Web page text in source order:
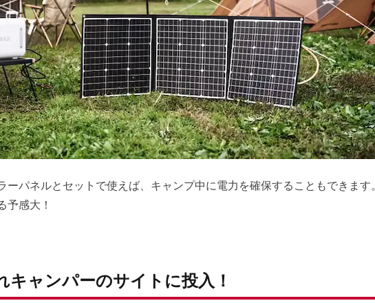
ーパネルとセットで使えば、キャンプ中に電力を確保することもできます。
予感大！
キャンパーのサイトに投入！